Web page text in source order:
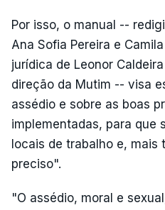
Por isso, o manual --
Ana Sofia Pereira e
jurídica de Leonor
direção da Mutim -- visa
assédio e sobre as boas
implementadas, para que
locais de trabalho e, mais
preciso".
"O assédio, moral e